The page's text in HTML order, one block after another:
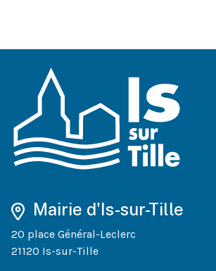
Mairie d'Is-sur-Tille
20 place Général-Leclerc
21120 Is-sur-Tille